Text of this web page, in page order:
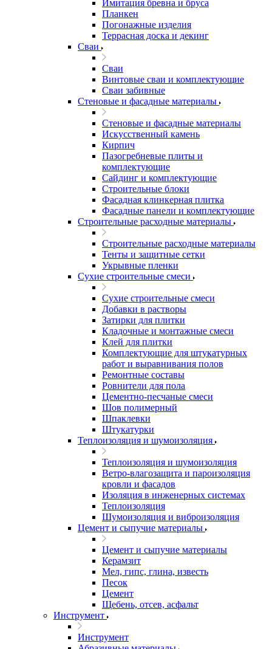
Имитация бревна и бруса
Планкен
Погонажные изделия
Террасная доска и декинг
Сваи
Сваи
Винтовые сваи и комплектующие
Сваи забивные
Стеновые и фасадные материалы
Стеновые и фасадные материалы
Искусственный камень
Кирпич
Пазогребневые плиты и
комплектующие
Сайдинг и комплектующие
Строительные блоки
Фасадная клинкерная плитка
Фасадные панели и комплектующие
Строительные расходные материалы
Строительные расходные материалы
Тенты и защитные сетки
Укрывные пленки
Сухие строительные смеси
Сухие строительные смеси
Добавки в растворы
Затирки для плитки
Кладочные и монтажные смеси
Клей для плитки
Комплектующие для штукатурных
работ и выравнивания полов
Ремонтные составы
Ровнители для пола
Цементно-песчаные смеси
Шов полимерный
Шпаклевки
Штукатурки
Теплоизоляция и шумоизоляция
Теплоизоляция и шумоизоляция
Ветро-влагозащита и пароизоляция
кровли и фасадов
Изоляция в инженерных системах
Теплоизоляция
Шумоизоляция и виброизоляция
Цемент и сыпучие материалы
Цемент и сыпучие материалы
Керамзит
Мел, гипс, глина, известь
Песок
Цемент
Щебень, отсев, асфальт
Инструмент
Инструмент